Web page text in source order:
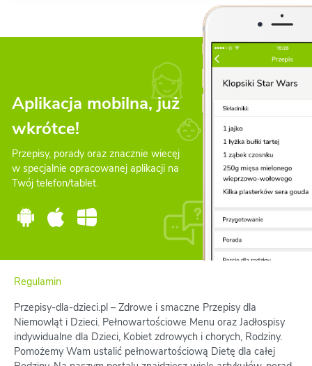
Aplikacja mobilna, już
wkrótce!
Przepisy, porady oraz znacznie wiecęj
w specjalnie opracowanej aplikacji na
Twój telefon/tablet.
Regulamin
Przepisy-dla-dzieci.pl – Zdrowe i smaczne Przepisy dla
Niemowląt i Dzieci. Pełnowartościowe Menu oraz Jadłospisy
indywidualne dla Dzieci, Kobiet zdrowych i chorych, Rodziny.
Pomożemy Wam ustalić pełnowartościową Dietę dla całej